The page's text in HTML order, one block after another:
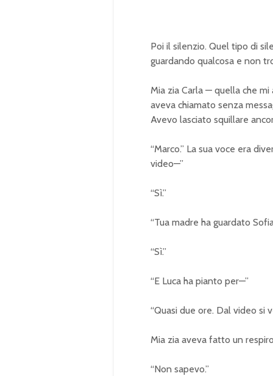
Poi il silenzio. Quel tipo di
guardando qualcosa e non
Mia zia Carla — quella che
aveva chiamato senza
Avevo lasciato squillare
“Marco.” La sua voce era
video—”
“Sì.”
“Tua madre ha guardato
“Sì.”
“E Luca ha pianto per—”
“Quasi due ore. Dal video si
Mia zia aveva fatto un
“Non sapevo.”